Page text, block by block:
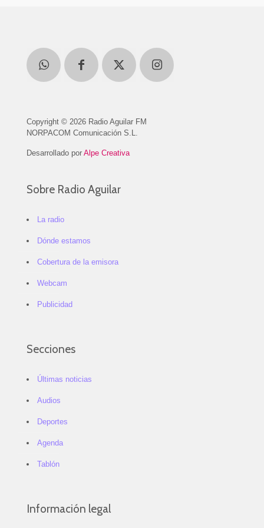
Copyright © 2026 Radio Aguilar FM
NORPACOM Comunicación S.L.
Desarrollado por Alpe Creativa
Sobre Radio Aguilar
La radio
Dónde estamos
Cobertura de la emisora
Webcam
Publicidad
Secciones
Últimas noticias
Audios
Deportes
Agenda
Tablón
Información legal